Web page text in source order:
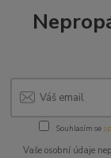
Souhlasím se
Vaše osobní údaje